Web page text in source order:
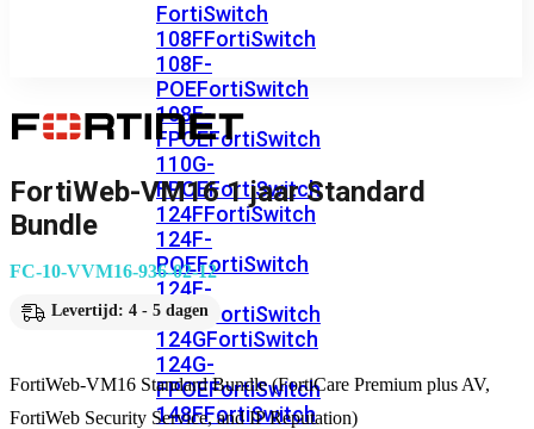
FortiSwitch
108FFortiSwitch
108F-
POEFortiSwitch
108F-
FPOEFortiSwitch
110G-
FPOEFortiSwitch
124FFortiSwitch
124F-
POEFortiSwitch
124F-
FPOE FortiSwitch
124GFortiSwitch
124G-
FPOEFortiSwitch
148FFortiSwitch
FortiWeb-VM16 1 jaar Standard
Bundle
FC-10-VVM16-936-02-12
Levertijd: 4 - 5 dagen
FortiWeb-VM16 Standard Bundle (FortiCare Premium plus AV,
FortiWeb Security Service, and IP Reputation)